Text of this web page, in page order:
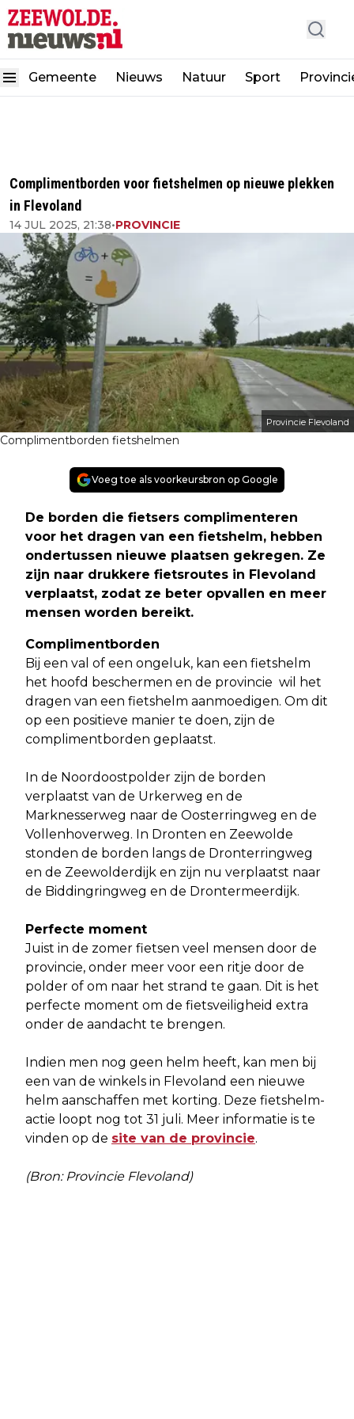
Gemeente Nieuws Natuur Sport
Complimentborden voor fietshelmen op nieuwe plekken
in Flevoland
14 JUL 2025, 21:38•PROVINCIE
Provincie Flevoland
Complimentborden fietshelmen
Voeg toe als voorkeursbron op Google
De borden die fietsers complimenteren
voor het dragen van een fietshelm, hebben
ondertussen nieuwe plaatsen gekregen. Ze
zijn naar drukkere fietsroutes in Flevoland
verplaatst, zodat ze beter opvallen en meer
mensen worden bereikt.
Complimentborden
Bij een val of een ongeluk, kan een fietshelm
het hoofd beschermen en de provincie wil het
dragen van een fietshelm aanmoedigen. Om dit
op een positieve manier te doen, zijn de
complimentborden geplaatst.
In de Noordoostpolder zijn de borden
verplaatst van de Urkerweg en de
Marknesserweg naar de Oosterringweg en de
Vollenhoverweg. In Dronten en Zeewolde
stonden de borden langs de Dronterringweg
en de Zeewolderdijk en zijn nu verplaatst naar
de Biddingringweg en de Drontermeerdijk.
Perfecte moment
Juist in de zomer fietsen veel mensen door de
provincie, onder meer voor een ritje door de
polder of om naar het strand te gaan. Dit is het
perfecte moment om de fietsveiligheid extra
onder de aandacht te brengen.
Indien men nog geen helm heeft, kan men bij
een van de winkels in Flevoland een nieuwe
helm aanschaffen met korting. Deze fietshelm-
actie loopt nog tot 31 juli. Meer informatie is te
vinden op de site van de provincie.
(Bron: Provincie Flevoland)